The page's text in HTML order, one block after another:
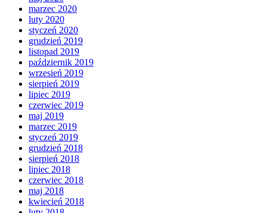
marzec 2020
luty 2020
styczeń 2020
grudzień 2019
listopad 2019
październik 2019
wrzesień 2019
sierpień 2019
lipiec 2019
czerwiec 2019
maj 2019
marzec 2019
styczeń 2019
grudzień 2018
sierpień 2018
lipiec 2018
czerwiec 2018
maj 2018
kwiecień 2018